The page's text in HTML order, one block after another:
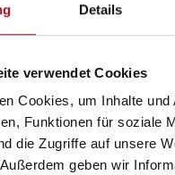
Details
verwendet Cookies
Cookies, um Inhalte und
Funktionen für soziale
die Zugriffe auf unsere
geben wir
STANDORT